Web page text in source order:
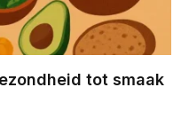
tot smaak